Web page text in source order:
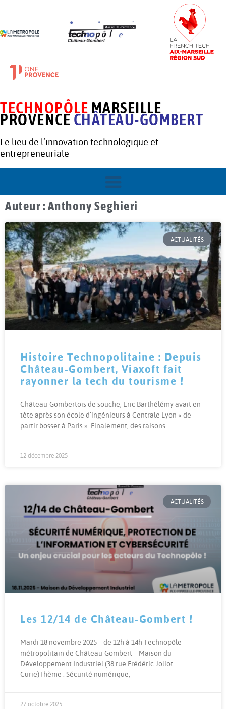
TECHNOPÔLE MARSEILLE
PROVENCECHÂTEAU-GOMBERT
Le lieu de l’innovation technologique et
entrepreneuriale
Auteur : Anthony Seghieri
ACTUALITÉS
Histoire Technopolitaine : Depuis
Château-Gombert, Viaxoft fait
rayonner la tech du tourisme !
Château-Gombertois de souche, Eric Barthélémy avait en
tête après son école d’ingénieurs à Centrale Lyon « de
partir bosser à Paris ». Finalement, des raisons
12 décembre 2025
ACTUALITÉS
Les 12/14 de Château-Gombert !
Mardi 18 novembre 2025 – de 12h à 14h Technopôle
métropolitain de Château-Gombert – Maison du
Développement Industriel (38 rue Frédéric Joliot
Curie)Thème : Sécurité numérique,
27 octobre 2025